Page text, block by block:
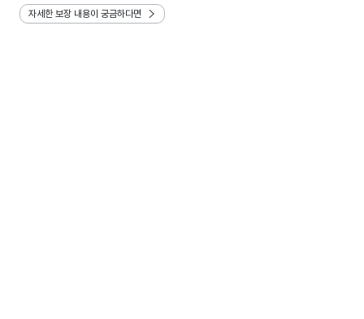
자세한 보장 내용이 궁금하다면